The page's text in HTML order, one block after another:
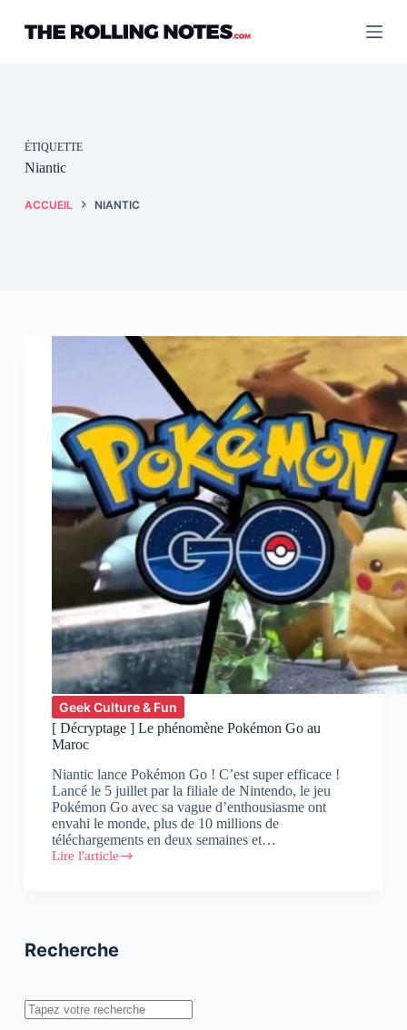
contenu
ÉTIQUETTE
Niantic
ACCUEIL NIANTIC
Geek Culture & Fun
[ Décryptage ] Le phénomène Pokémon Go au
Maroc
Niantic lance Pokémon Go ! C’est super efficace !
Lancé le 5 juillet par la filiale de Nintendo, le jeu
Pokémon Go avec sa vague d’enthousiasme ont
envahi le monde, plus de 10 millions de
téléchargements en deux semaines et…
Lire l'article
[
Go
Recherche
Rechercher